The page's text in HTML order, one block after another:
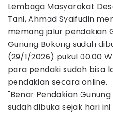
Lembaga Masyarakat
Tani, Ahmad Syaifudin
memang jalur pendakian
Gunung Bokong sudah
(29/1/2026) pukul 00.00
para pendaki sudah bisa
pendakian secara online.
"Benar Pendakian
sudah dibuka sejak hari ini